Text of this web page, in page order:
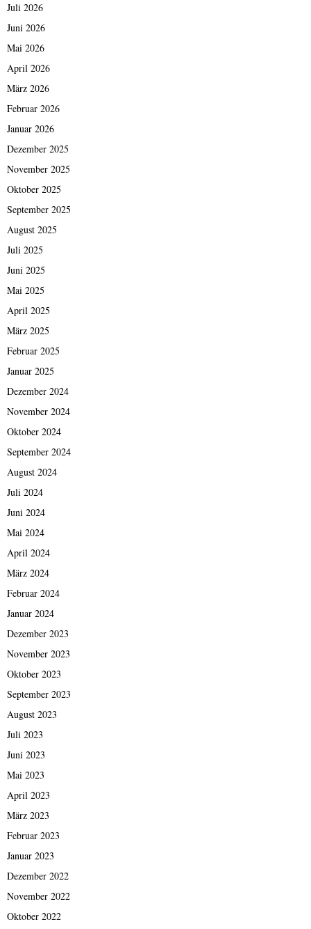
Juli 2026
Juni 2026
Mai 2026
April 2026
März 2026
Februar 2026
Januar 2026
Dezember 2025
November 2025
Oktober 2025
September 2025
August 2025
Juli 2025
Juni 2025
Mai 2025
April 2025
März 2025
Februar 2025
Januar 2025
Dezember 2024
November 2024
Oktober 2024
September 2024
August 2024
Juli 2024
Juni 2024
Mai 2024
April 2024
März 2024
Februar 2024
Januar 2024
Dezember 2023
November 2023
Oktober 2023
September 2023
August 2023
Juli 2023
Juni 2023
Mai 2023
April 2023
März 2023
Februar 2023
Januar 2023
Dezember 2022
November 2022
Oktober 2022